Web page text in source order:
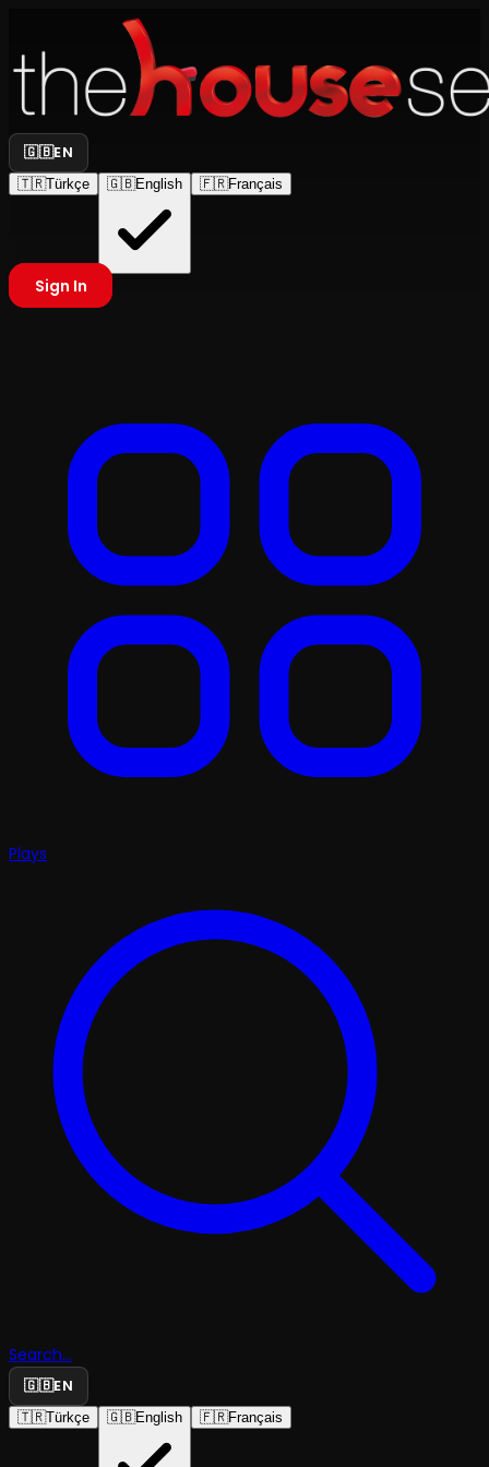
🇬🇧EN
🇹🇷Türkçe 🇬🇧English 🇫🇷Français
Sign In
Plays
Search...
🇬🇧EN
🇹🇷Türkçe 🇬🇧English 🇫🇷Français